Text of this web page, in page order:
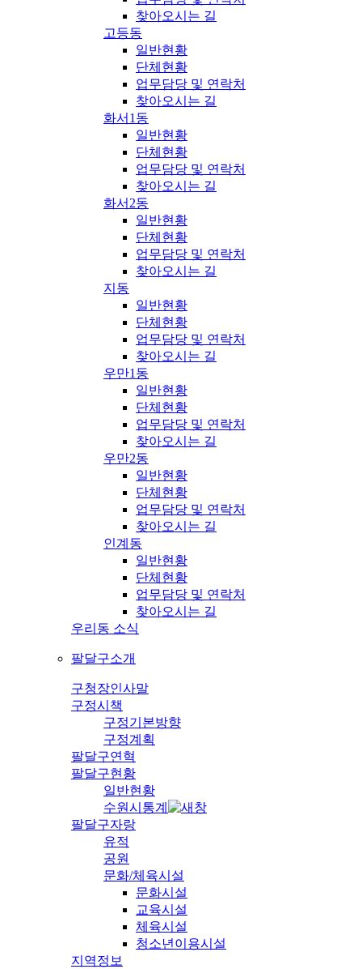
찾아오시는 길
고등동
일반현황
단체현황
업무담당 및 연락처
찾아오시는 길
화서1동
일반현황
단체현황
업무담당 및 연락처
찾아오시는 길
화서2동
일반현황
단체현황
업무담당 및 연락처
찾아오시는 길
지동
일반현황
단체현황
업무담당 및 연락처
찾아오시는 길
우만1동
일반현황
단체현황
업무담당 및 연락처
찾아오시는 길
우만2동
일반현황
단체현황
업무담당 및 연락처
찾아오시는 길
인계동
일반현황
단체현황
업무담당 및 연락처
찾아오시는 길
우리동 소식
팔달구소개
구청장인사말
구정시책
구정기본방향
구정계획
팔달구연혁
팔달구현황
일반현황
수원시통계
팔달구자랑
유적
공원
문화/체육시설
문화시설
교육시설
체육시설
청소년이용시설
지역정보